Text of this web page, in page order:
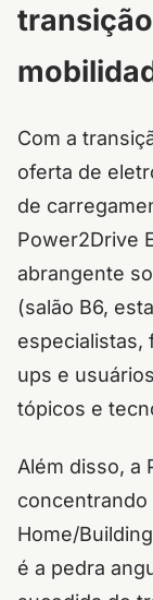
Com a
oferta de
de
Power2Drive
abrangente
(salão B6,
especialistas,
ups e
tópicos e
Além disso, a
concentrando
Home/
é a pedra